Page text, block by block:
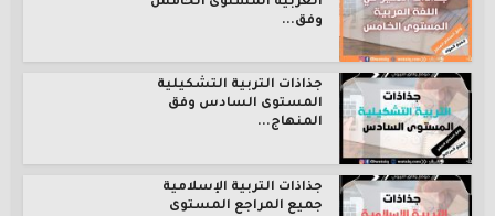
وفق...
جذاذات التربية التشكيلية
المستوى السادس وفق
المنهاج...
جذاذات التربية الإسلامية
جميع المراجع المستوى